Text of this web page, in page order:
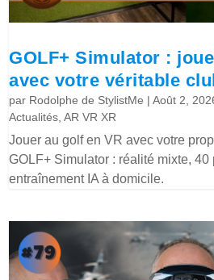
GOLF+ Simulator :
avec votre véritable
par Rodolphe de StylistMe |Août 2,
Actualités ,AR VR XR
Jouer au golf en VR avec votre
GOLF+ Simulator : réalité mixte, 40
entraînement IA à domicile.